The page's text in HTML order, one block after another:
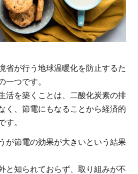
省が行う地球温暖化を防止するた
一つです。
活を築くことは、二酸化炭素の排
く、節電にもなることから経済的
す。
が節電の効果が大きいという結果
と知られておらず、取り組みが不